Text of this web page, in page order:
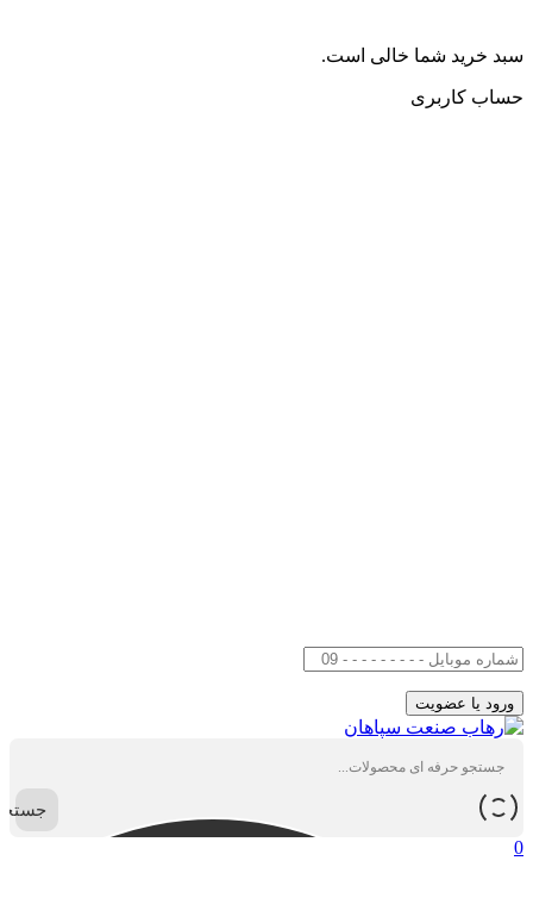
سبد خرید شما خالی است.
حساب کاربری
0